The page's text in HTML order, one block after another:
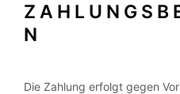
N
Die Zahlung erfolgt gegen